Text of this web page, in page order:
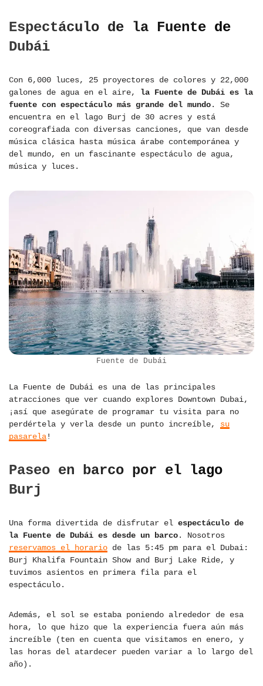
Espectáculo de la Fuente de
Dubái
Con 6,000 luces, 25 proyectores de colores y 22,000
galones de agua en el aire, la Fuente de Dubái es la
fuente con espectáculo más grande del mundo. Se
encuentra en el lago Burj de 30 acres y está
coreografiada con diversas canciones, que van desde
música clásica hasta música árabe contemporánea y
del mundo, en un fascinante espectáculo de agua,
música y luces.
Fuente de Dubái
La Fuente de Dubái es una de las principales
atracciones que ver cuando explores Downtown Dubai,
¡así que asegúrate de programar tu visita para no
perdértela y verla desde un punto increíble, su
pasarela!
Paseo en barco por el lago
Burj
Una forma divertida de disfrutar el espectáculo de
la Fuente de Dubái es desde un barco. Nosotros
reservamos el horario de las 5:45 pm para el Dubai:
Burj Khalifa Fountain Show and Burj Lake Ride, y
tuvimos asientos en primera fila para el
espectáculo.
Además, el sol se estaba poniendo alrededor de esa
hora, lo que hizo que la experiencia fuera aún más
increíble (ten en cuenta que visitamos en enero, y
las horas del atardecer pueden variar a lo largo del
año).